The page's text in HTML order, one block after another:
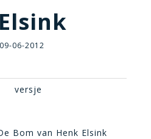
06-2012
versje
Bom van Henk Elsink